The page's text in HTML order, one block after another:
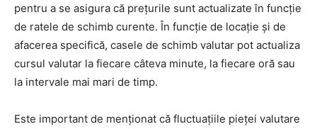
pentru a se asigura că prețurile sunt actualizate în funcție
de ratele de schimb curente. În funcție de locație și de
afacerea specifică, casele de schimb valutar pot actualiza
cursul valutar la fiecare câteva minute, la fiecare oră sau
la intervale mai mari de timp.
Este important de menționat că fluctuațiile pieței valutare